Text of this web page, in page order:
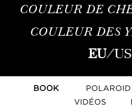
COULEUR DE
COULEUR DES
EU/US
BOOK POLAROID
VIDÉOS